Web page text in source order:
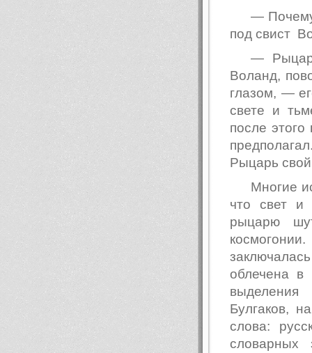
—
под свист
—
Воланд,
глазом, —
свете и
после
Рыцарь
Многие
что свет и
рыцарю
облечена
Булгаков,
слова:
словарных